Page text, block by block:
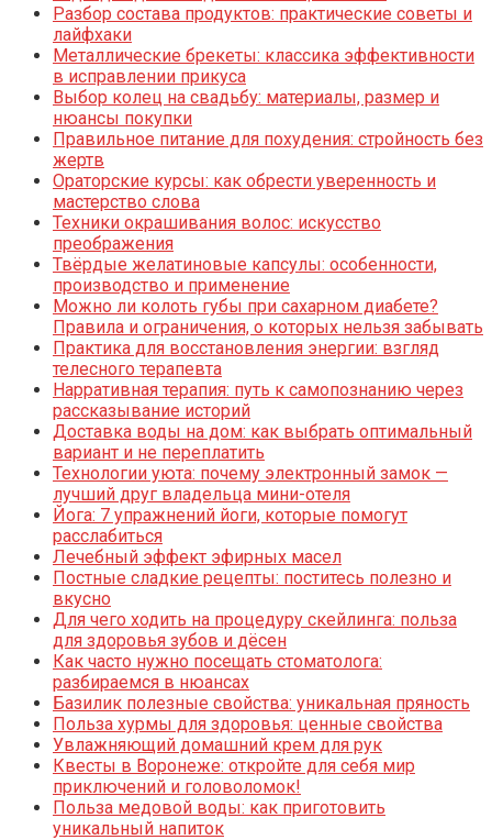
Разбор состава продуктов: практические советы и
лайфхаки
Металлические брекеты: классика эффективности
в исправлении прикуса
Выбор колец на свадьбу: материалы, размер и
нюансы покупки
Правильное питание для похудения: стройность без
жертв
Ораторские курсы: как обрести уверенность и
мастерство слова
Техники окрашивания волос: искусство
преображения
Твёрдые желатиновые капсулы: особенности,
производство и применение
Можно ли колоть губы при сахарном диабете?
Правила и ограничения, о которых нельзя забывать
Практика для восстановления энергии: взгляд
телесного терапевта
Нарративная терапия: путь к самопознанию через
рассказывание историй
Доставка воды на дом: как выбрать оптимальный
вариант и не переплатить
Технологии уюта: почему электронный замок —
лучший друг владельца мини-отеля
Йога: 7 упражнений йоги, которые помогут
расслабиться
Лечебный эффект эфирных масел
Постные сладкие рецепты: поститесь полезно и
вкусно
Для чего ходить на процедуру скейлинга: польза
для здоровья зубов и дёсен
Как часто нужно посещать стоматолога:
разбираемся в нюансах
Базилик полезные свойства: уникальная пряность
Польза хурмы для здоровья: ценные свойства
Увлажняющий домашний крем для рук
Квесты в Воронеже: откройте для себя мир
приключений и головоломок!
Польза медовой воды: как приготовить
уникальный напиток